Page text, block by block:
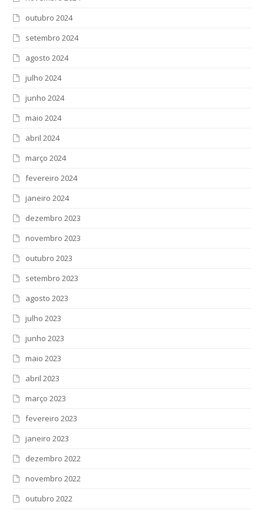
outubro 2024
setembro 2024
agosto 2024
julho 2024
junho 2024
maio 2024
abril 2024
março 2024
fevereiro 2024
janeiro 2024
dezembro 2023
novembro 2023
outubro 2023
setembro 2023
agosto 2023
julho 2023
junho 2023
maio 2023
abril 2023
março 2023
fevereiro 2023
janeiro 2023
dezembro 2022
novembro 2022
outubro 2022